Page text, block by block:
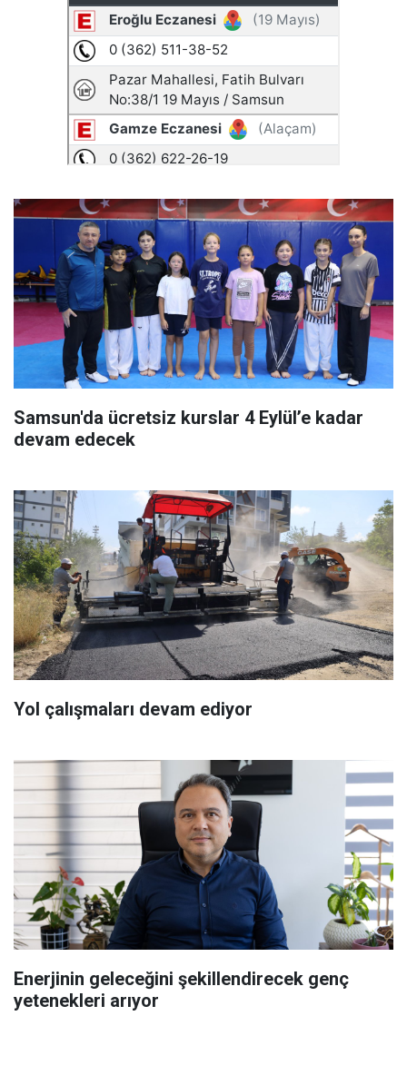
Samsun'da ücretsiz kurslar 4 Eylül’e kadar
devam edecek
Yol çalışmaları devam ediyor
Enerjinin geleceğini şekillendirecek genç
yetenekleri arıyor